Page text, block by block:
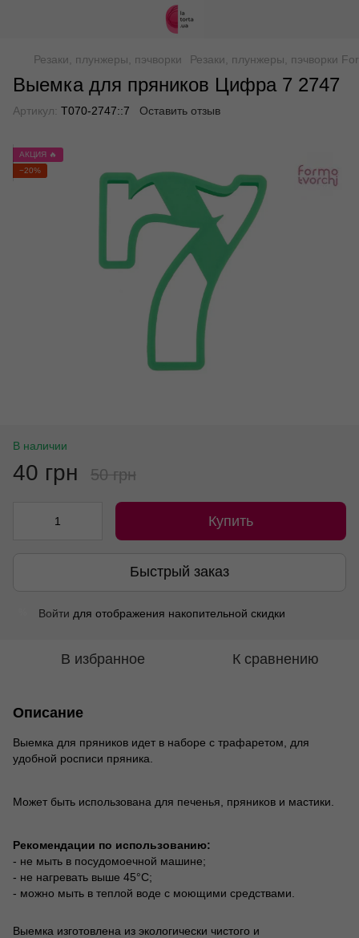
Резаки, плунжеры, пэчворки Резаки, плунжеры, пэчворки
Выемка для пряников Цифра 7 2747
Артикул: Т070-2747::7 Оставить отзыв
АКЦИЯ 🔥
−20%
В наличии
40 грн 50 грн
Купить
Быстрый заказ
Войти для отображения накопительной скидки
В избранное К сравнению
Описание
Выемка для пряников идет в наборе с трафаретом, для
удобной росписи пряника.
Может быть использована для печенья, пряников и мастики.
Рекомендации по использованию:
- не мыть в посудомоечной машине;
- не нагревать выше 45°С;
- можно мыть в теплой воде с моющими средствами.
Выемка изготовлена из экологически чистого и